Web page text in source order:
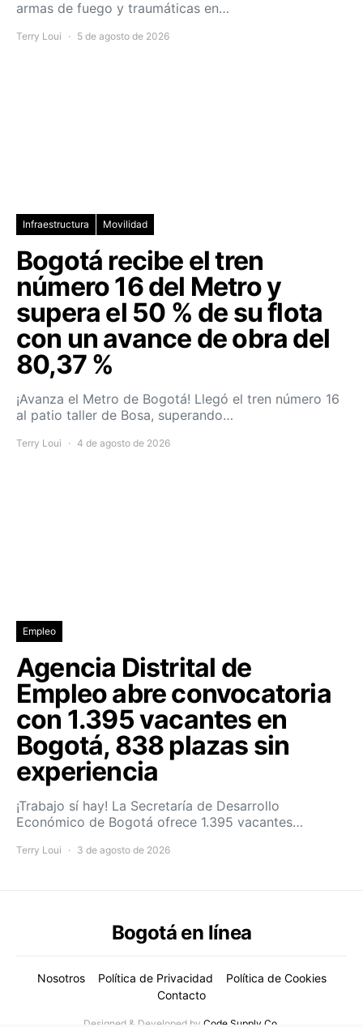
armas de fuego y traumáticas en…
Terry Loui 5 de agosto de 2026
Infraestructura Movilidad
Bogotá recibe el tren
número 16 del Metro y
supera el 50 % de su flota
con un avance de obra del
80,37 %
¡Avanza el Metro de Bogotá! Llegó el tren número 16
al patio taller de Bosa, superando…
Terry Loui 4 de agosto de 2026
Empleo
Agencia Distrital de
Empleo abre convocatoria
con 1.395 vacantes en
Bogotá, 838 plazas sin
experiencia
¡Trabajo sí hay! La Secretaría de Desarrollo
Económico de Bogotá ofrece 1.395 vacantes…
Terry Loui 3 de agosto de 2026
Bogotá en línea
Nosotros Política de Privacidad
Política de Cookies
Contacto
Designed & Developed by Code Supply Co.